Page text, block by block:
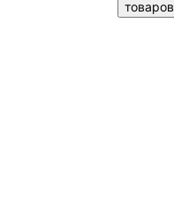
товаров